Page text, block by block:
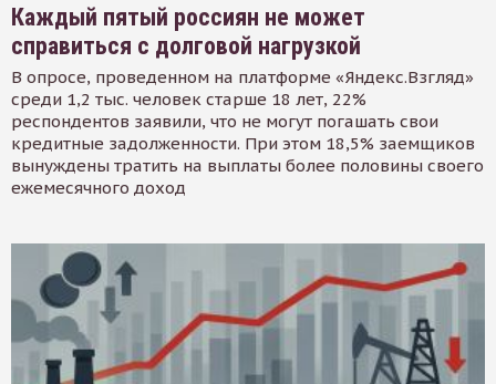
Каждый пятый россиян не может
справиться с долговой нагрузкой
В опросе, проведенном на платформе «Яндекс.Взгляд»
среди 1,2 тыс. человек старше 18 лет, 22%
респондентов заявили, что не могут погашать свои
кредитные задолженности. При этом 18,5% заемщиков
вынуждены тратить на выплаты более половины своего
ежемесячного доход